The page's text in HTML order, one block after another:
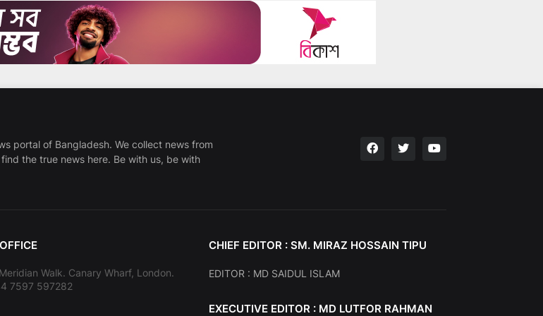
portal of Bangladesh. We collect news from
the true news here. Be with us, be with
Walk. Canary Wharf, London.
7597 597282
CHIEF EDITOR : SM. MIRAZ HOSSAIN TIPU
EDITOR : MD SAIDUL ISLAM
EXECUTIVE EDITOR : MD LUTFOR RAHMAN